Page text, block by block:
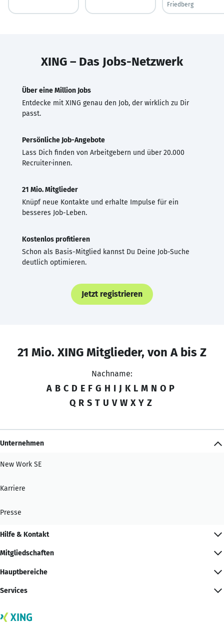
Friedberg
XING – Das Jobs-Netzwerk
Über eine Million Jobs
Entdecke mit XING genau den Job, der wirklich zu Dir
passt.
Persönliche Job-Angebote
Lass Dich finden von Arbeitgebern und über 20.000
Recruiter·innen.
21 Mio. Mitglieder
Knüpf neue Kontakte und erhalte Impulse für ein
besseres Job-Leben.
Kostenlos profitieren
Schon als Basis-Mitglied kannst Du Deine Job-Suche
deutlich optimieren.
Jetzt registrieren
21 Mio. XING Mitglieder, von A bis Z
Nachname:
A B C D E F G H I J K L M N O P
Q R S T U V W X Y Z
Unternehmen
New Work SE
Karriere
Presse
Hilfe & Kontakt
Mitgliedschaften
Hauptbereiche
Services